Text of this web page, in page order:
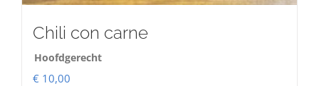
Chili con carne
Hoofdgerecht
€ 10,00